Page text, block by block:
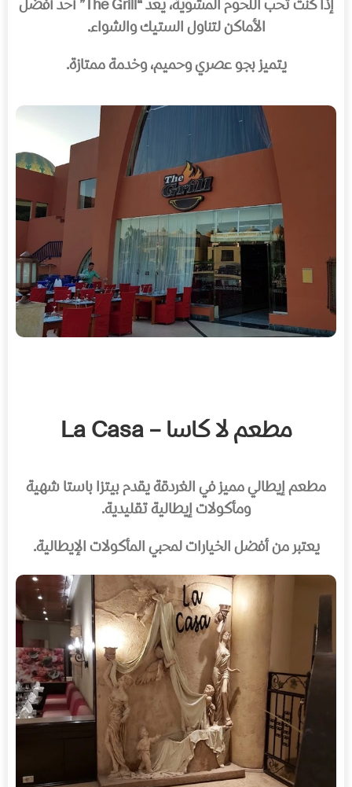
إذا كنت تحب اللحوم المشوية، يعد “The Grill” أحد أفضل
الأماكن لتناول الستيك والشواء.
يتميز بجو عصري وحميم، وخدمة ممتازة.
مطعم لا كاسا – La Casa
مطعم إيطالي مميز في الغردقة يقدم بيتزا باستا شهية
ومأكولات إيطالية تقليدية.
يعتبر من أفضل الخيارات لمحبي المأكولات الإيطالية.